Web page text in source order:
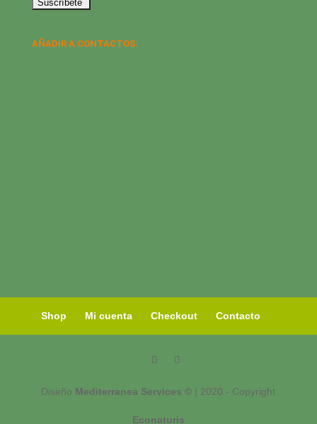
AÑADIR A CONTACTOS:
Shop Mi cuenta Checkout Contacto
Diseño Mediterranea Services © | 2020 - Copyright
Econaturis